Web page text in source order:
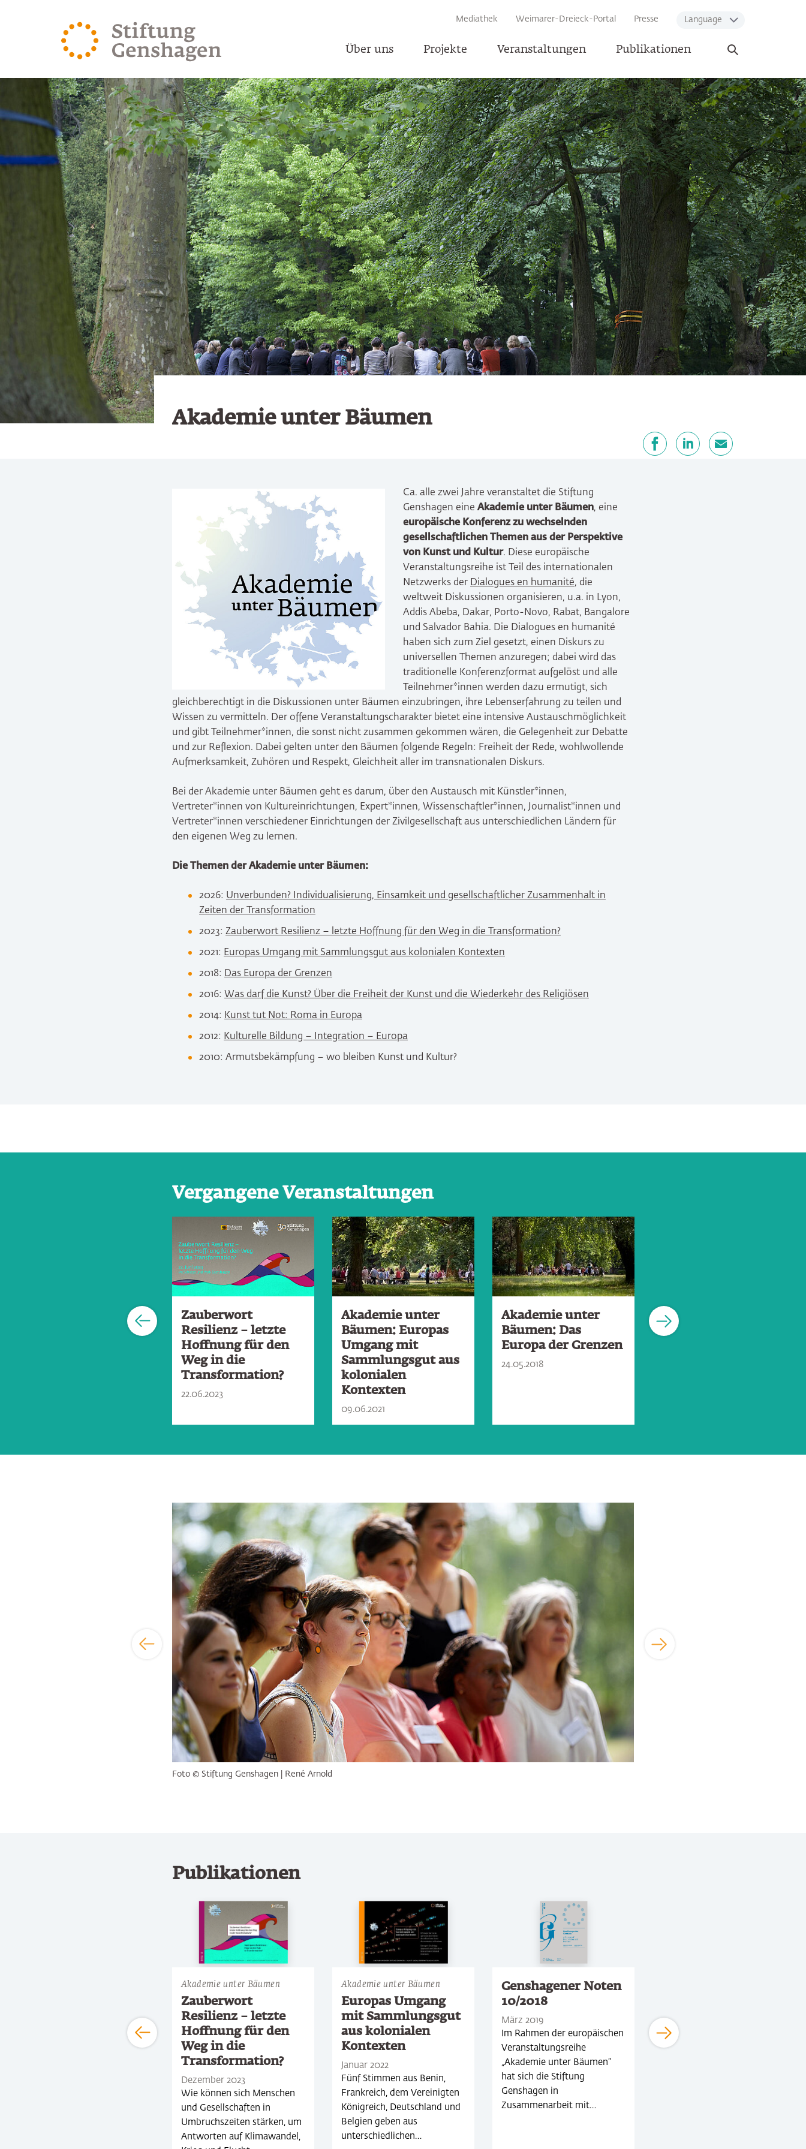
Mediathek Weimarer-Dreieck-Portal Presse Language
Über uns Projekte Veranstaltungen Publikationen
Suche
öffnen
Akademie unter Bäumen
Teilen
Ca. alle zwei Jahre veranstaltet die Stiftung
Genshagen eine Akademie unter Bäumen, eine
europäische Konferenz zu wechselnden
gesellschaftlichen Themen aus der Perspektive
von Kunst und Kultur. Diese europäische
Veranstaltungsreihe ist Teil des internationalen
Netzwerks der Dialogues en humanité, die
weltweit Diskussionen organisieren, u.a. in Lyon,
Addis Abeba, Dakar, Porto-Novo, Rabat, Bangalore
und Salvador Bahia. Die Dialogues en humanité
haben sich zum Ziel gesetzt, einen Diskurs zu
universellen Themen anzuregen; dabei wird das
traditionelle Konferenzformat aufgelöst und alle
Teilnehmer*innen werden dazu ermutigt, sich
gleichberechtigt in die Diskussionen unter Bäumen einzubringen, ihre Lebenserfahrung zu teilen und
Wissen zu vermitteln. Der offene Veranstaltungscharakter bietet eine intensive Austauschmöglichkeit
und gibt Teilnehmer*innen, die sonst nicht zusammen gekommen wären, die Gelegenheit zur Debatte
und zur Reflexion. Dabei gelten unter den Bäumen folgende Regeln: Freiheit der Rede, wohlwollende
Aufmerksamkeit, Zuhören und Respekt, Gleichheit aller im transnationalen Diskurs.
Bei der Akademie unter Bäumen geht es darum, über den Austausch mit Künstler*innen,
Vertreter*innen von Kultureinrichtungen, Expert*innen, Wissenschaftler*innen, Journalist*innen und
Vertreter*innen verschiedener Einrichtungen der Zivilgesellschaft aus unterschiedlichen Ländern für
den eigenen Weg zu lernen.
Die Themen der Akademie unter Bäumen:
2026: Unverbunden? Individualisierung, Einsamkeit und gesellschaftlicher Zusammenhalt in
Zeiten der Transformation
2023: Zauberwort Resilienz – letzte Hoffnung für den Weg in die Transformation?
2021: Europas Umgang mit Sammlungsgut aus kolonialen Kontexten
2018: Das Europa der Grenzen
2016: Was darf die Kunst? Über die Freiheit der Kunst und die Wiederkehr des Religiösen
2014: Kunst tut Not: Roma in Europa
2012: Kulturelle Bildung – Integration – Europa
2010: Armutsbekämpfung – wo bleiben Kunst und Kultur?
Vergangene Veranstaltungen
Slider überspringen
Kulturelle Bildung
Zauberwort
Resilienz – letzte
Hoffnung für den
Weg in die
Transformation?
22.06.2023
Akademie unter
Bäumen: Europas
Umgang mit
Sammlungsgut aus
kolonialen
Kontexten
09.06.2021
Akademie unter
Bäumen: Das
Europa der Grenzen
24.05.2018
4. Akademie unter
Bäumen: »Was darf
Bildergalerie überspringen
Foto © Stiftung Genshagen | René Arnold
Publikationen
Slider überspringen
Akademie unter Bäumen
Zauberwort
Resilienz – letzte
Hoffnung für den
Weg in die
Transformation?
Dezember 2023
Wie können sich Menschen
und Gesellschaften in
Umbruchszeiten stärken, um
Antworten auf Klimawandel,
Akademie unter Bäumen
Europas Umgang
mit Sammlungsgut
aus kolonialen
Kontexten
Januar 2022
Fünf Stimmen aus Benin,
Frankreich, dem Vereinigten
Königreich, Deutschland und
Belgien geben aus
unterschiedlichen…
Genshagener Noten
10/2018
März 2019
Im Rahmen der europäischen
Veranstaltungsreihe
„Akademie unter Bäumen“
hat sich die Stiftung
Genshagen in
Zusammenarbeit mit…
Mai 2016
Alle zwei Jahre regt die
Stiftung Genshagen im